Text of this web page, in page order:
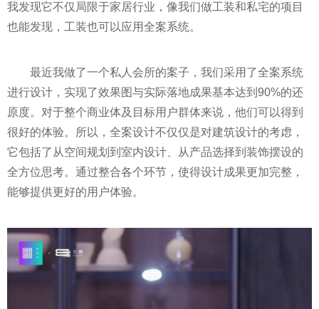
我发现它不仅局限于家居行业，像我们做工装和私宅的项目
也能发现，工装也可以应用全案系统。
最近我做了一个私人会所的案子，我们采用了全案系统
进行设计，实现了效果图与实际落地成果基本达到90%的还
原度。对于整个商业体及目标用户群体来说，他们可以得到
很好的体验。所以，全案设计不仅仅是对建筑设计的考虑，
它包括了从空间规划到室内设计、从产品选择到装饰摆设的
全方位思考。通过整合各个环节，使得设计成果更加完整，
能够提供更好的用户体验。